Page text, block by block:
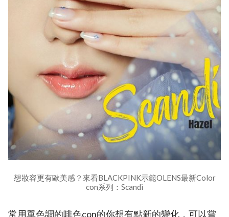
想妝容更有歐美感？來看BLACKPINK示範OLENS最新Color
con系列：Scandi
常用單色調的啡色con的你想有點新的變化，可以嘗